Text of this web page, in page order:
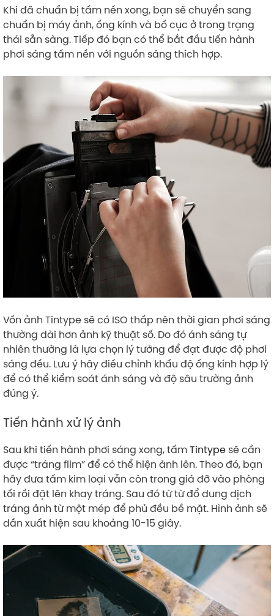
Khi đã chuẩn bị tấm nền xong, bạn sẽ chuyển sang
chuẩn bị máy ảnh, ống kính và bố cục ở trong trạng
thái sẵn sàng. Tiếp đó bạn có thể bắt đầu tiến hành
phơi sáng tấm nền với nguồn sáng thích hợp.
Vốn ảnh Tintype sẽ có ISO thấp nên thời gian phơi sáng
thường dài hơn ảnh kỹ thuật số. Do đó ánh sáng tự
nhiên thường là lựa chọn lý tưởng để đạt được độ phơi
sáng đều. Lưu ý hãy điều chỉnh khẩu độ ống kính hợp lý
để có thể kiểm soát ánh sáng và độ sâu trường ảnh
đúng ý.
Tiến hành xử lý ảnh
Sau khi tiến hành phơi sáng xong, tấmTintype sẽ cần
được “tráng film” để có thể hiện ảnh lên. Theo đó, bạn
hãy đưa tấm kim loại vẫn còn trong giá đỡ vào phòng
tối rồi đặt lên khay tráng. Sau đó từ từ đổ dung dịch
tráng ảnh từ một mép để phủ đều bề mặt. Hình ảnh sẽ
dần xuất hiện sau khoảng 10-15 giây.